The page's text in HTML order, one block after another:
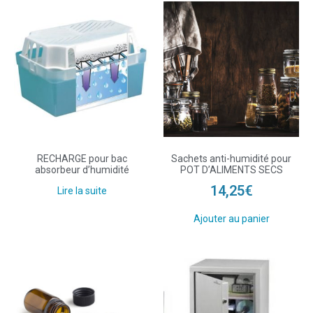
RECHARGE pour bac
absorbeur d’humidité
Lire la suite
Sachets anti-humidité pour
POT D’ALIMENTS SECS
14,25€
Ajouter au panier